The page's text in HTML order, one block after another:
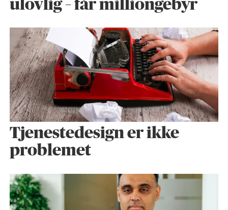
ulovlig – får milliongebyr
Tjenestedesign er ikke
problemet